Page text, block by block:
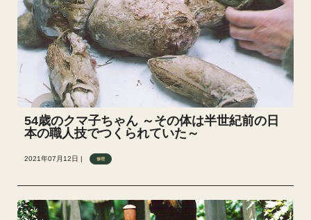
54歳のクマ子ちゃん ～その体は半世紀前の日
本の職人技でつくられていた～
2021年07月12日 | 修理